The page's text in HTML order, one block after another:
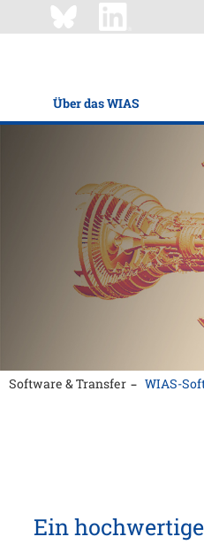
Über das WIAS
Software & Transfer WIAS-
Ein